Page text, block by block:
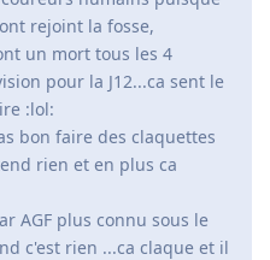
rejoint la fosse,
un mort tous les 4
pour la J12...ca sent le
:lol:
bon faire des claquettes
rien et en plus ca
AGF plus connu sous le
c'est rien ...ca claque et il